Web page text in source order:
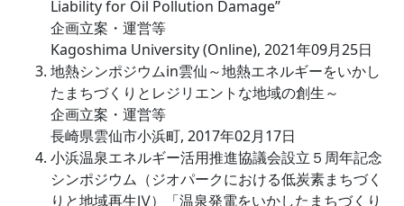
Liability for Oil Pollution Damage”
企画立案・運営等
Kagoshima University (Online), 2021年09月25日
地熱シンポジウムin雲仙～地熱エネルギーをいかし
たまちづくりとレジリエントな地域の創生～
企画立案・運営等
長崎県雲仙市小浜町, 2017年02月17日
小浜温泉エネルギー活用推進協議会設立５周年記念
シンポジウム（ジオパークにおける低炭素まちづく
りと地域再生Ⅳ）「温泉発電をいかしたまちづくり